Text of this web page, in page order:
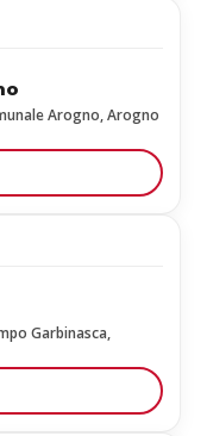
Arogno, Arogno
Garbinasca,